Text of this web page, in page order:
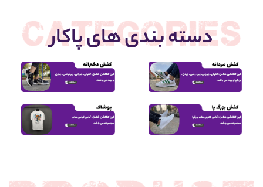
دسته بندی های پاکار